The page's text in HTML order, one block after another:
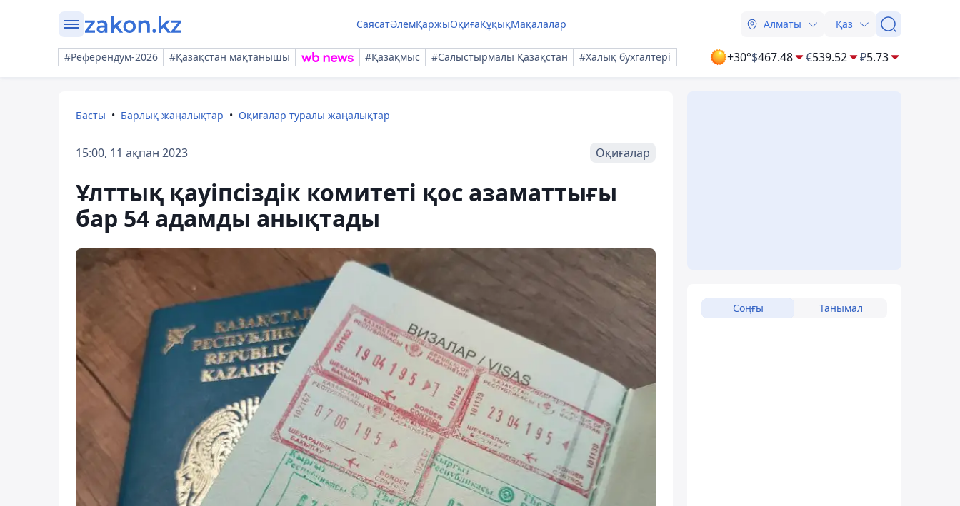
СаясатӘлемҚаржыОқиғаҚұқықМақалалар Алматы Қаз
#Референдум-2026 #Қазақстан мақтанышы #Қазақмыс #Салыстырмалы Қазақстан #Халық бухгалтері +30°$467.48 €539.52 ₽5.73
Басты Барлық жаңалықтар Оқиғалар туралы жаңалықтар
15:00, 11 ақпан 2023 Оқиғалар
Ұлттық қауіпсіздік комитеті қос азаматтығы
бар 54 адамды анықтады
Соңғы Танымал